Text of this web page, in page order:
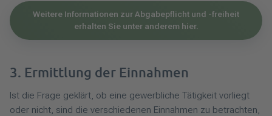
Weitere Informationen zur Abgabepflicht und -freiheit
erhalten Sie unter anderem hier.
3. Ermittlung der Einnahmen
Ist die Frage geklärt, ob eine gewerbliche Tätigkeit vorliegt
oder nicht, sind die verschiedenen Einnahmen zu betrachten,